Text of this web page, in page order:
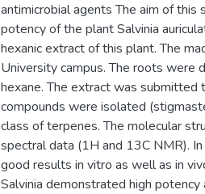
antimicrobial agents The aim of
potency of the plant Salvinia
hexanic extract of this plant. The
University campus. The roots were
hexane. The extract was submitted
compounds were isolated
class of terpenes. The molecular
spectral data (1H and 13C NMR).
good results in vitro as well as in
Salvinia demonstrated high